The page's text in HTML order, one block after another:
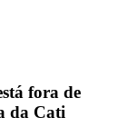
fora de
da Cati